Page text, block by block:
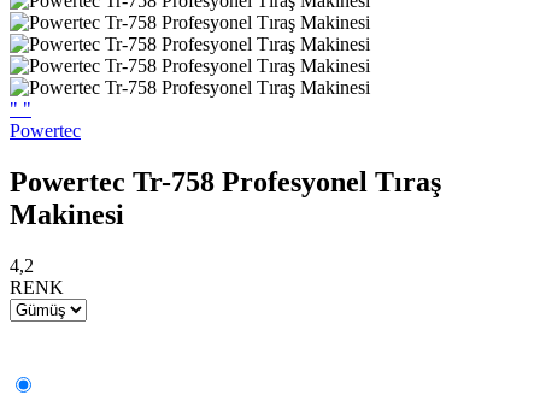
" "
Powertec
Powertec Tr-758 Profesyonel Tıraş
Makinesi
4,2
RENK